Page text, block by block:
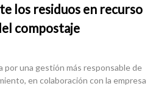
los residuos en recurso
compostaje
una gestión más responsable de
en colaboración con la empresa